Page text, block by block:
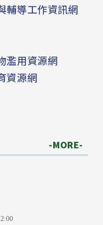
輔導工作資訊網
濫用資源網
資源網
-MORE-